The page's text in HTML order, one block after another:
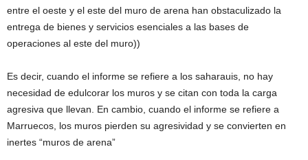
entre el oeste y el este del muro de arena han obstaculizado la
entrega de bienes y servicios esenciales a las bases de
operaciones al este del muro))
Es decir, cuando el informe se refiere a los saharauis, no hay
necesidad de edulcorar los muros y se citan con toda la carga
agresiva que llevan. En cambio, cuando el informe se refiere a
Marruecos, los muros pierden su agresividad y se convierten en
inertes “muros de arena”